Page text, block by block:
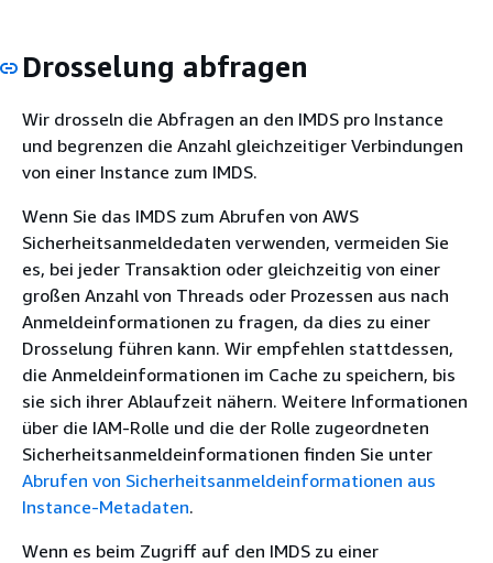
Drosselung abfragen
Wir drosseln die Abfragen an den IMDS pro Instance
und begrenzen die Anzahl gleichzeitiger Verbindungen
von einer Instance zum IMDS.
Wenn Sie das IMDS zum Abrufen von AWS
Sicherheitsanmeldedaten verwenden, vermeiden Sie
es, bei jeder Transaktion oder gleichzeitig von einer
großen Anzahl von Threads oder Prozessen aus nach
Anmeldeinformationen zu fragen, da dies zu einer
Drosselung führen kann. Wir empfehlen stattdessen,
die Anmeldeinformationen im Cache zu speichern, bis
sie sich ihrer Ablaufzeit nähern. Weitere Informationen
über die IAM-Rolle und die der Rolle zugeordneten
Sicherheitsanmeldeinformationen finden Sie unter
Abrufen von Sicherheitsanmeldeinformationen aus
Instance-Metadaten.
Wenn es beim Zugriff auf den IMDS zu einer